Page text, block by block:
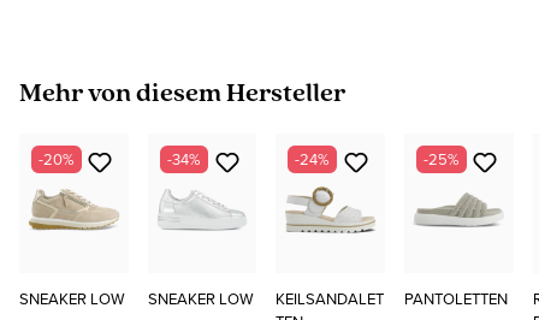
Produktgalerie überspringen
Mehr von diesem Hersteller
-20%
SNEAKER LOW
-34%
SNEAKER LOW
-24%
KEILSANDALET
-25%
PANTOLETTEN